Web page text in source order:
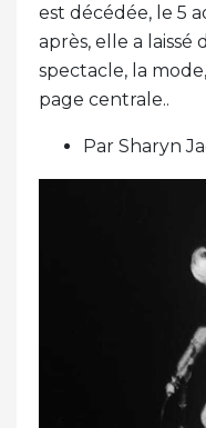
est décédée, le 5
après, elle a laissé
spectacle, la
page centrale..
Par Sharyn